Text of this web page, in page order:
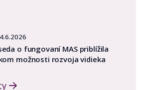
o fungovaní MAS priblížila
možnosti rozvoja vidieka